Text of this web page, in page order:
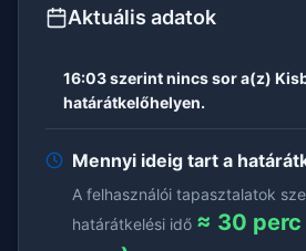
Aktuális adatok
16:03 szerint nincs sor a(z)
határátkelőhelyen.
Mennyi ideig tart a
A felhasználói tapasztalatok
határátkelési idő ≈ 30